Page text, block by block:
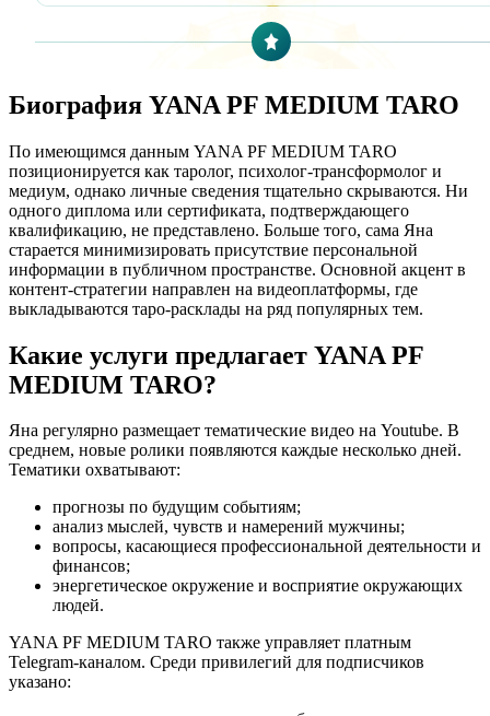
Биография YANA PF MEDIUM TARO
По имеющимся данным YANA PF MEDIUM TARO
позиционируется как таролог, психолог-трансформолог и
медиум, однако личные сведения тщательно скрываются. Ни
одного диплома или сертификата, подтверждающего
квалификацию, не представлено. Больше того, сама Яна
старается минимизировать присутствие персональной
информации в публичном пространстве. Основной акцент в
контент-стратегии направлен на видеоплатформы, где
выкладываются таро-расклады на ряд популярных тем.
Какие услуги предлагает YANA PF
MEDIUM TARO?
Яна регулярно размещает тематические видео на Youtube. В
среднем, новые ролики появляются каждые несколько дней.
Тематики охватывают:
прогнозы по будущим событиям;
анализ мыслей, чувств и намерений мужчины;
вопросы, касающиеся профессиональной деятельности и
финансов;
энергетическое окружение и восприятие окружающих
людей.
YANA PF MEDIUM TARO также управляет платным
Telegram-каналом. Среди привилегий для подписчиков
указано: